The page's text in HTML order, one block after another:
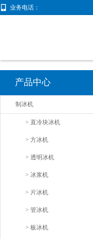
业务电话：
产品中心
制冰机
> 直冷块冰机
> 方冰机
> 透明冰机
> 冰浆机
> 片冰机
> 管冰机
> 板冰机